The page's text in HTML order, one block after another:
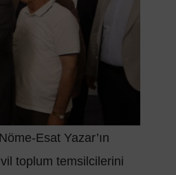
Esat Yazar’ın
toplum temsilcilerini